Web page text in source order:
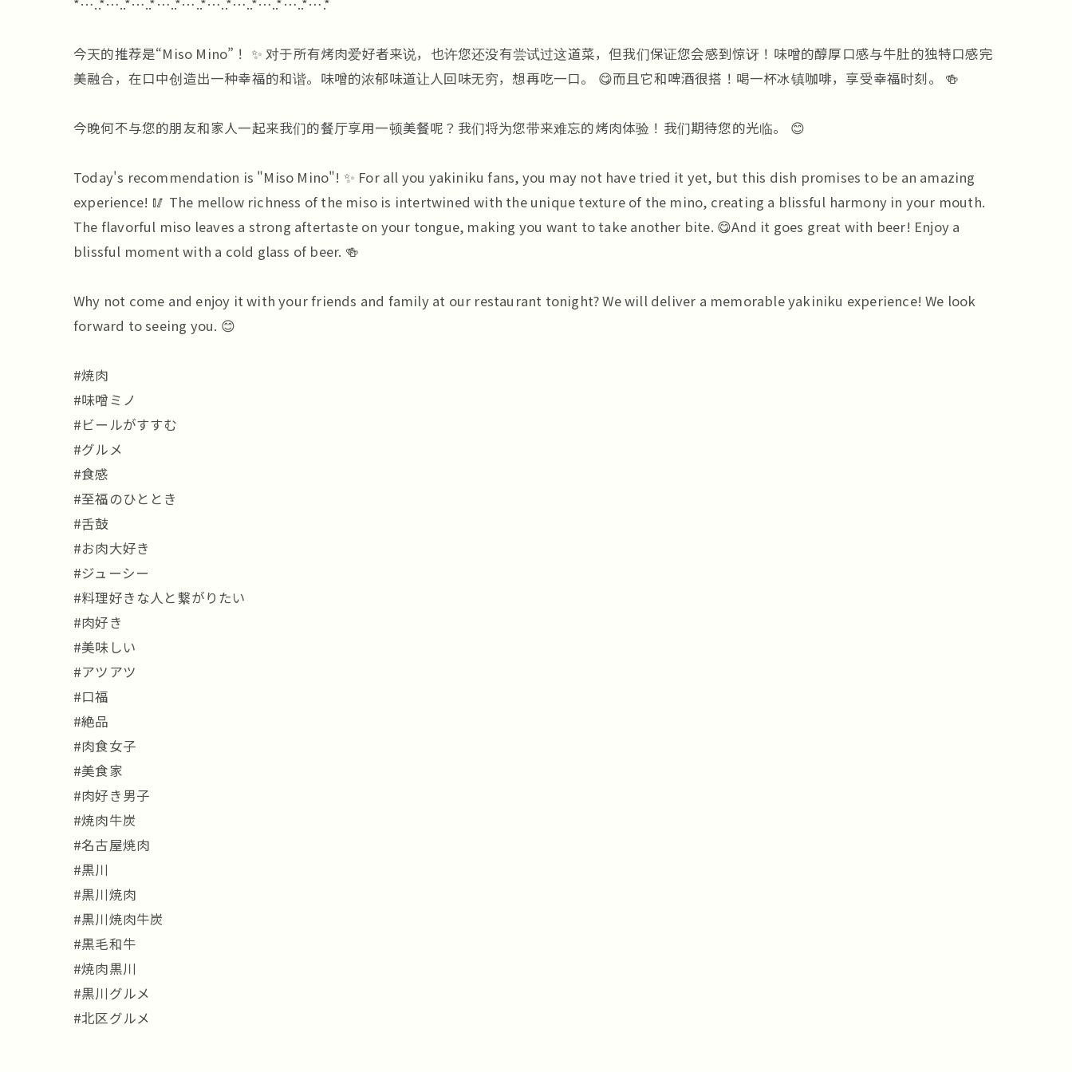
*…..*…..*…..*…..*…..*…..*…..*…..*…..*….*
今天的推荐是“Miso Mino”！ ✨ 对于所有烤肉爱好者来说，也许您还没有尝试过这道菜，但我们保证您会感到惊讶！味噌的醇厚口感与牛肚的独特口感完
美融合，在口中创造出一种幸福的和谐。味噌的浓郁味道让人回味无穷，想再吃一口。 😋而且它和啤酒很搭！喝一杯冰镇咖啡，享受幸福时刻。 🍻
今晚何不与您的朋友和家人一起来我们的餐厅享用一顿美餐呢？我们将为您带来难忘的烤肉体验！我们期待您的光临。 😊
Today's recommendation is "Miso Mino"! ✨ For all you yakiniku fans, you may not have tried it yet, but this dish promises to be an amazing
experience! 🥢 The mellow richness of the miso is intertwined with the unique texture of the mino, creating a blissful harmony in your mouth.
The flavorful miso leaves a strong aftertaste on your tongue, making you want to take another bite. 😋And it goes great with beer! Enjoy a
blissful moment with a cold glass of beer. 🍻
Why not come and enjoy it with your friends and family at our restaurant tonight? We will deliver a memorable yakiniku experience! We look
forward to seeing you. 😊
#焼肉
#味噌ミノ
#ビールがすすむ
#グルメ
#食感
#至福のひととき
#舌鼓
#お肉大好き
#ジューシー
#料理好きな人と繋がりたい
#肉好き
#美味しい
#アツアツ
#口福
#絶品
#肉食女子
#美食家
#肉好き男子
#焼肉牛炭
#名古屋焼肉
#黒川
#黒川焼肉
#黒川焼肉牛炭
#黒毛和牛
#焼肉黒川
#黒川グルメ
#北区グルメ